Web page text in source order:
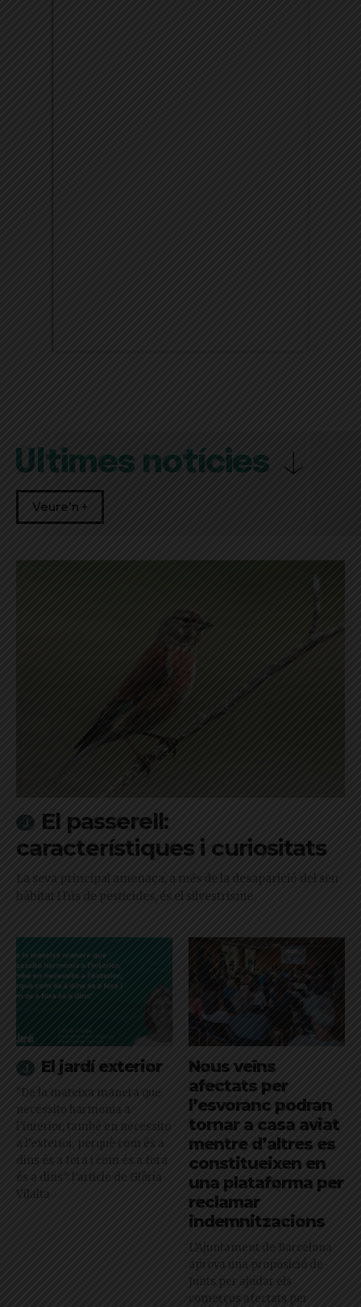
Últimes notícies
Veure'n +
El passerell:
característiques i curiositats
La seva principal amenaça, a més de la desaparició del seu
hàbitat i l'ús de pesticides, és el silvestrisme
El jardí exterior
"De la mateixa manera que
necessito harmonia a
l’interior, també en necessito
a l’exterior, perquè com és a
dins és a fora i com és a fora
és a dins": l'article de Glòria
Vilalta
Nous veïns
afectats per
l’esvoranc podran
tornar a casa aviat
mentre d’altres es
constitueixen en
una plataforma per
reclamar
indemnitzacions
L’Ajuntament de Barcelona
aprova una proposició de
Junts per ajudar els
comerços afectats per